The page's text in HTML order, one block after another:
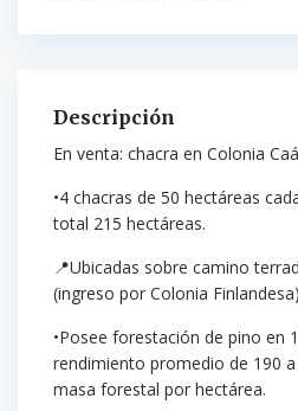
Descripción
En venta: chacra en Colonia
•4 chacras de 50 hectáreas
total 215 hectáreas.
📍Ubicadas sobre camino
(ingreso por Colonia
•Posee forestación de pino en
rendimiento promedio de 190
masa forestal por hectárea.